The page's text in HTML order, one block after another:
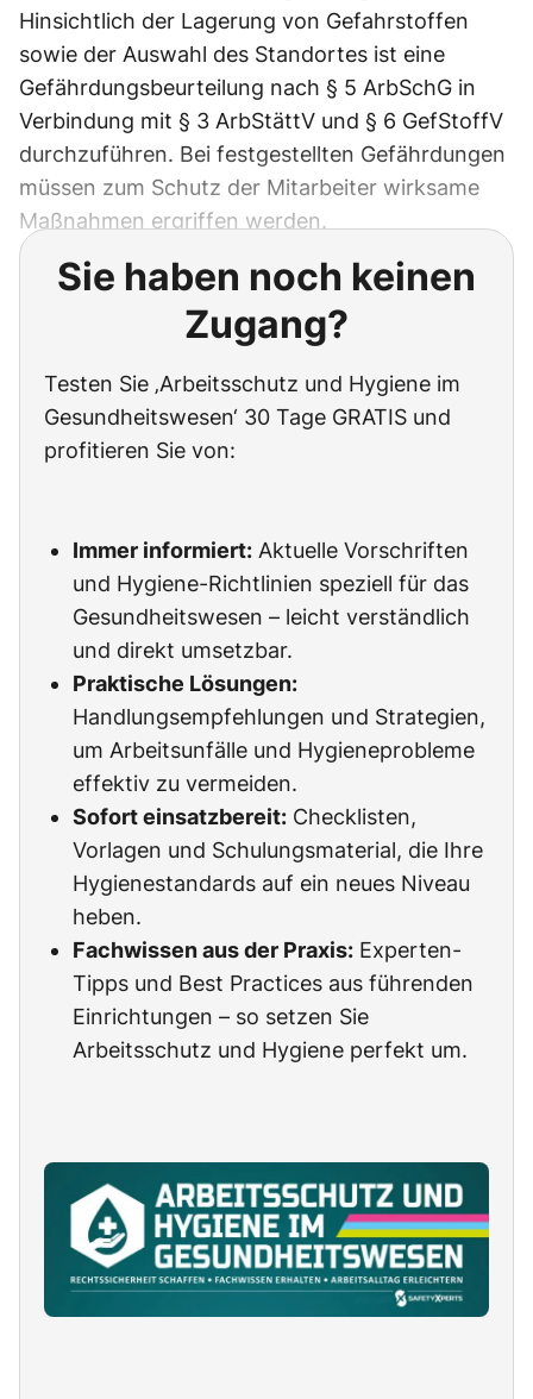
Hinsichtlich der Lagerung von Gefahrstoffen
sowie der Auswahl des Standortes ist eine
Gefährdungsbeurteilung nach § 5 ArbSchG in
Verbindung mit § 3 ArbStättV und § 6 GefStoffV
durchzuführen. Bei festgestellten Gefährdungen
müssen zum Schutz der Mitarbeiter wirksame
Maßnahmen ergriffen werden.
Sie haben noch keinen
Zugang?
Testen Sie ‚Arbeitsschutz und Hygiene im
Gesundheitswesen‘ 30 Tage GRATIS und
profitieren Sie von:
Immer informiert: Aktuelle Vorschriften
und Hygiene-Richtlinien speziell für das
Gesundheitswesen – leicht verständlich
und direkt umsetzbar.
Praktische Lösungen:
Handlungsempfehlungen und Strategien,
um Arbeitsunfälle und Hygieneprobleme
effektiv zu vermeiden.
Sofort einsatzbereit: Checklisten,
Vorlagen und Schulungsmaterial, die Ihre
Hygienestandards auf ein neues Niveau
heben.
Fachwissen aus der Praxis: Experten-
Tipps und Best Practices aus führenden
Einrichtungen – so setzen Sie
Arbeitsschutz und Hygiene perfekt um.